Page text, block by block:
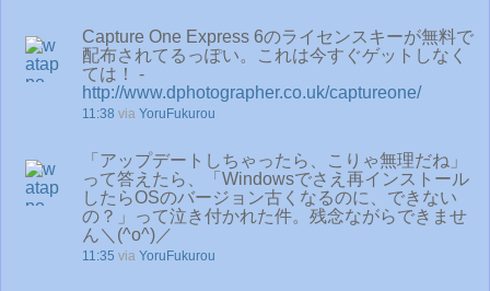
Capture One Express 6のライセンスキーが無料で
配布されてるっぽい。これは今すぐゲットしなく
ては！ -
http://www.dphotographer.co.uk/captureone/
11:38 via YoruFukurou
「アップデートしちゃったら、こりゃ無理だね」
って答えたら、「Windowsでさえ再インストール
したらOSのバージョン古くなるのに、できない
の？」って泣き付かれた件。残念ながらできませ
ん＼(^o^)／
11:35 via YoruFukurou